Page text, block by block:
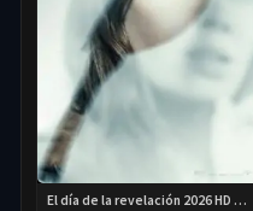
El día de la revelación 2026 HD 720P Latino